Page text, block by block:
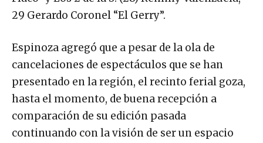
29 Gerardo Coronel “El Gerry”.
Espinoza agregó que a pesar de la ola de
cancelaciones de espectáculos que se han
presentado en la región, el recinto ferial goza,
hasta el momento, de buena recepción a
comparación de su edición pasada
continuando con la visión de ser un espacio